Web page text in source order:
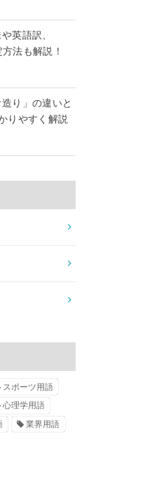
英語訳、
法も解説！
造り」の違いと
りやすく解説
スポーツ用語
心理学用語
業界用語